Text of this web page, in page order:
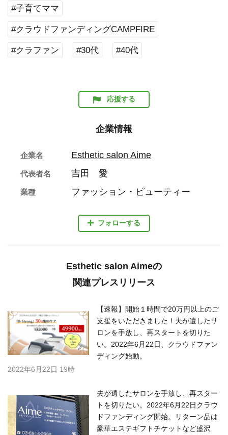
#子育てママ
#クラウドファンディングCAMPFIRE
#クラファン #30代 #40代
応援する
企業情報
フォローする
企業名 Esthetic salon Aime
代表者名 吉田 愛
業種 ファッション・ビューティー
Esthetic salon Aimeの
関連プレスリリース
【速報】開始１時間で20万円以上のご
支援をいただきました！夫が遺したサ
ロンを手放し、再スタートを切りた
い。2022年6月22日、クラウドファン
ディング始動。
2022年6月22日 19時
夫が遺したサロンを手放し、再スター
トを切りたい。2022年6月22日クラウ
ドファンディング開始。リターン品は
豪華エステギフトチケットなど盛沢